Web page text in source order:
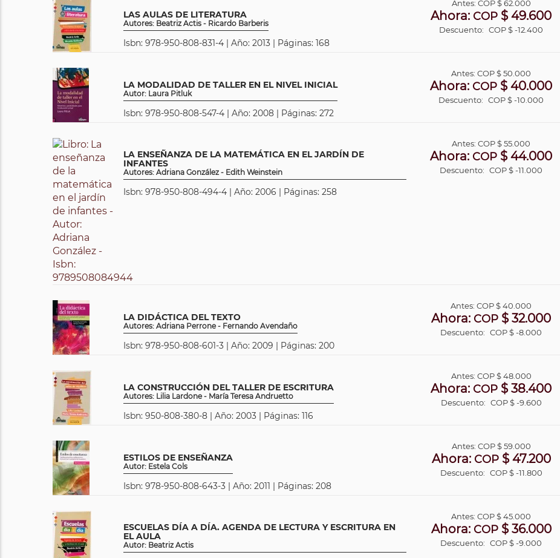
LAS AULAS DE LITERATURA
Autores: Beatriz Actis - Ricardo Barberis
Isbn: 978-950-808-831-4 | Año: 2013 | Páginas: 168
Antes: COP$ 62.000
Ahora: COP $ 49.600
Descuento: COP $ -12.400
LA MODALIDAD DE TALLER EN EL NIVEL INICIAL
Autor: Laura Pitluk
Isbn: 978-950-808-547-4 | Año: 2008 | Páginas: 272
Antes:COP$ 50.000
Ahora: COP $ 40.000
Descuento: COP $ -10.000
LA ENSEÑANZA DE LA MATEMÁTICA EN EL JARDÍN DE
INFANTES
Autores: Adriana González - Edith Weinstein
Isbn: 978-950-808-494-4 | Año: 2006 | Páginas: 258
Antes:COP$ 55.000
Ahora: COP $ 44.000
Descuento: COP $ -11.000
LA DIDÁCTICA DEL TEXTO
Autores: Adriana Perrone - Fernando Avendaño
Isbn: 978-950-808-601-3 | Año: 2009 | Páginas: 200
Antes:COP$ 40.000
Ahora: COP $ 32.000
Descuento: COP $ -8.000
LA CONSTRUCCIÓN DEL TALLER DE ESCRITURA
Autores: Lilia Lardone - María Teresa Andruetto
Isbn: 950-808-380-8 | Año: 2003 | Páginas: 116
Antes: COP$ 48.000
Ahora: COP $ 38.400
Descuento: COP $ -9.600
ESTILOS DE ENSEÑANZA
Autor: Estela Cols
Isbn: 978-950-808-643-3 | Año: 2011 | Páginas: 208
Antes: COP$ 59.000
Ahora: COP$ 47.200
Descuento: COP $ -11.800
ESCUELAS DÍA A DÍA. AGENDA DE LECTURA Y ESCRITURA EN
EL AULA
Autor: Beatriz Actis
Antes:COP$ 45.000
Ahora: COP$ 36.000
Descuento: COP $ -9.000